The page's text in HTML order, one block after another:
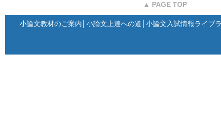
▲ PAGE TOP
小論文教材のご案内 小論文上達への道 小論文入試情報ライブ